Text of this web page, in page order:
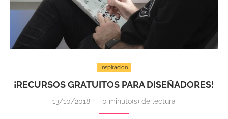
Inspiración
¡RECURSOS GRATUITOS PARA DISEÑADORES!
13/10/2018 0 minuto(s) de lectura